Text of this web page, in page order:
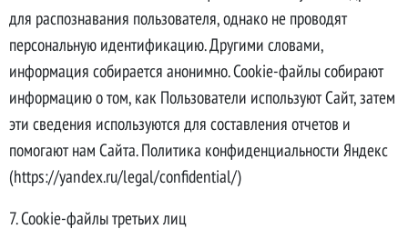
для распознавания пользователя, однако не проводят
персональную идентификацию. Другими словами,
информация собирается анонимно. Cookie-файлы собирают
информацию о том, как Пользователи используют Сайт, затем
эти сведения используются для составления отчетов и
помогают нам Сайта. Политика конфиденциальности Яндекс
(https://yandex.ru/legal/confidential/)
7. Cookie-файлы третьих лиц